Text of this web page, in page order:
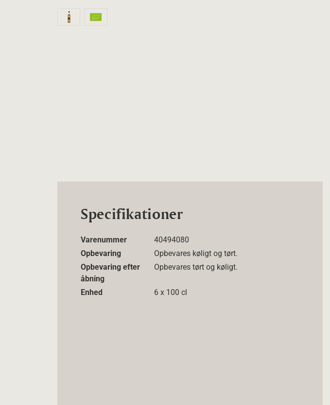
Specifikationer
Varenummer
40494080
Opbevaring
Opbevares køligt og tørt.
Opbevaring efter
åbning
Opbevares tørt og køligt.
Enhed 6 x 100 cl